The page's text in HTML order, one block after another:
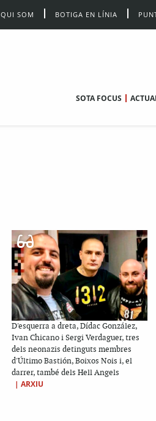
QUI SOM BOTIGA EN LÍNIA
SOTA FOCUS
D'esquerra a dreta, Dídac González,
Ivan Chicano i Sergi Verdaguer, tres
dels neonazis detinguts membres
d'Último Bastión, Boixos Nois i, el
darrer, també dels Hell Angels
| ARXIU